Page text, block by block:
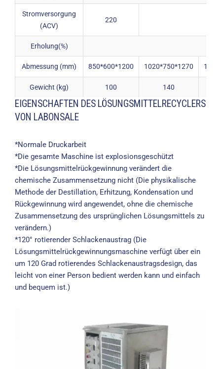
Stromversorgung
(ACV)
220
Erholung(%)
Abmessung (mm) 850*600*1200 1020*750*1270
Gewicht (kg) 100 140
EIGENSCHAFTEN DES LÖSUNGSMITTELRECYCLERS
VON LABONSALE
*Normale Druckarbeit
*Die gesamte Maschine ist explosionsgeschützt
*Die Lösungsmittelrückgewinnung verändert die
chemische Zusammensetzung nicht (Die physikalische
Methode der Destillation, Erhitzung, Kondensation und
Rückgewinnung wird angewendet, ohne die chemische
Zusammensetzung des ursprünglichen Lösungsmittels zu
verändern.)
*120° rotierender Schlackenaustrag (Die
Lösungsmittelrückgewinnungsmaschine verfügt über ein
um 120 Grad rotierendes Schlackenaustragsdesign, das
leicht von einer Person bedient werden kann und einfach
und bequem ist.)